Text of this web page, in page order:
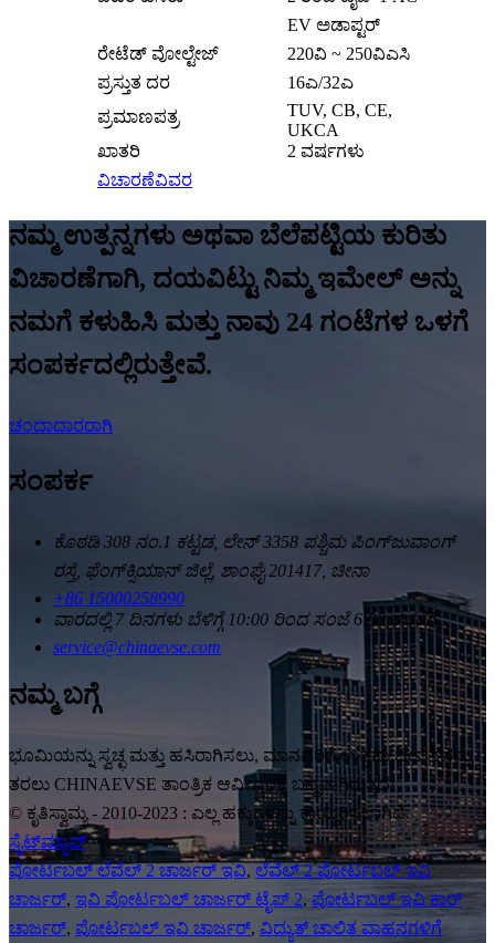
EV ಅಡಾಪ್ಟರ್
ರೇಟೆಡ್ ವೋಲ್ಟೇಜ್
220ವಿ ~ 250ವಿಎಸಿ
ಪ್ರಸ್ತುತ ದರ
16ಎ/32ಎ
ಪ್ರಮಾಣಪತ್ರ
TUV, CB, CE,
UKCA
ಖಾತರಿ
2 ವರ್ಷಗಳು
ವಿಚಾರಣೆವಿವರ
ನಮ್ಮ ಉತ್ಪನ್ನಗಳು ಅಥವಾ ಬೆಲೆಪಟ್ಟಿಯ ಕುರಿತು
ವಿಚಾರಣೆಗಾಗಿ, ದಯವಿಟ್ಟು ನಿಮ್ಮ ಇಮೇಲ್ ಅನ್ನು
ನಮಗೆ ಕಳುಹಿಸಿ ಮತ್ತು ನಾವು 24 ಗಂಟೆಗಳ ಒಳಗೆ
ಸಂಪರ್ಕದಲ್ಲಿರುತ್ತೇವೆ.
ಚಂದಾದಾರರಾಗಿ
ಸಂಪರ್ಕ
ಕೊಠಡಿ 308 ನಂ.1 ಕಟ್ಟಡ, ಲೇನ್ 3358 ಪಶ್ಚಿಮ ಪಿಂಗ್‌ಜುವಾಂಗ್
ರಸ್ತೆ, ಫೆಂಗ್‌ಕ್ಸಿಯಾನ್ ಜಿಲ್ಲೆ, ಶಾಂಘೈ 201417, ಚೀನಾ
+86 15000258990
ವಾರದಲ್ಲಿ 7 ದಿನಗಳು ಬೆಳಿಗ್ಗೆ 10:00 ರಿಂದ ಸಂಜೆ 6:00 ರವರೆಗೆ
service@chinaevse.com
ನಮ್ಮ ಬಗ್ಗೆ
ಭೂಮಿಯನ್ನು ಸ್ವಚ್ಛ ಮತ್ತು ಹಸಿರಾಗಿಸಲು, ಮಾನವರಿಗೆ ಉತ್ತಮ ಜೀವನವನ್ನು
ತರಲು CHINAEVSE ತಾಂತ್ರಿಕ ಆವಿಷ್ಕಾರಕ್ಕೆ ಬದ್ಧವಾಗಿರುತ್ತದೆ!
© ಕೃತಿಸ್ವಾಮ್ಯ - 2010-2023 : ಎಲ್ಲ ಹಕ್ಕುಗಳನ್ನು ಕಾಯ್ದಿರಿಸಲಾಗಿದೆ.
ಸೈಟ್‌ಮ್ಯಾಪ್
ಪೋರ್ಟಬಲ್ ಲೆವೆಲ್ 2 ಚಾರ್ಜರ್ ಇವಿ, ಲೆವೆಲ್ 2 ಪೋರ್ಟಬಲ್ ಇವಿ
ಚಾರ್ಜರ್, ಇವಿ ಪೋರ್ಟಬಲ್ ಚಾರ್ಜರ್ ಟೈಪ್ 2, ಪೋರ್ಟಬಲ್ ಇವಿ ಕಾರ್
ಚಾರ್ಜರ್, ಪೋರ್ಟಬಲ್ ಇವಿ ಚಾರ್ಜರ್, ವಿದ್ಯುತ್ ಚಾಲಿತ ವಾಹನಗಳಿಗೆ